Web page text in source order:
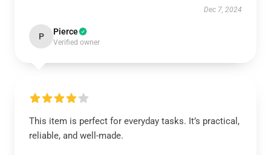
Dec 7, 2024
P Pierce
Verified owner
This item is perfect for everyday tasks. It’s practical,
reliable, and well-made.